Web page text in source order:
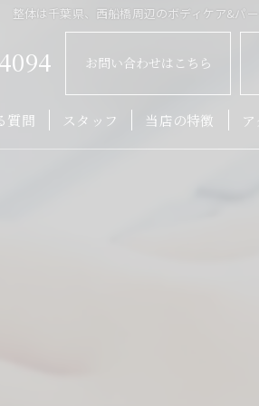
整体は千葉県、西船橋周辺のボディケア&パ
お問い合わせはこちら
質問 スタッフ 当店の特徴